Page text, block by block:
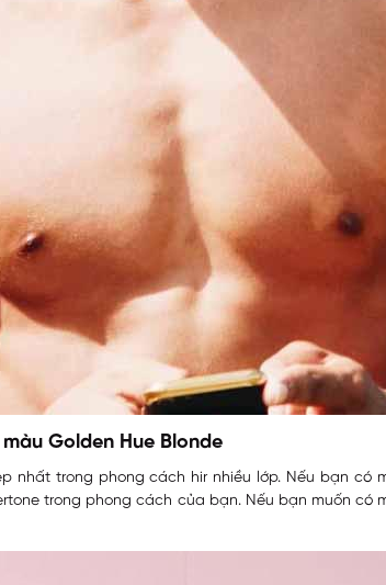
Golden Hue Blonde
nhất trong phong cách hir nhiều lớp. Nếu bạn có
trong phong cách của bạn. Nếu bạn muốn có